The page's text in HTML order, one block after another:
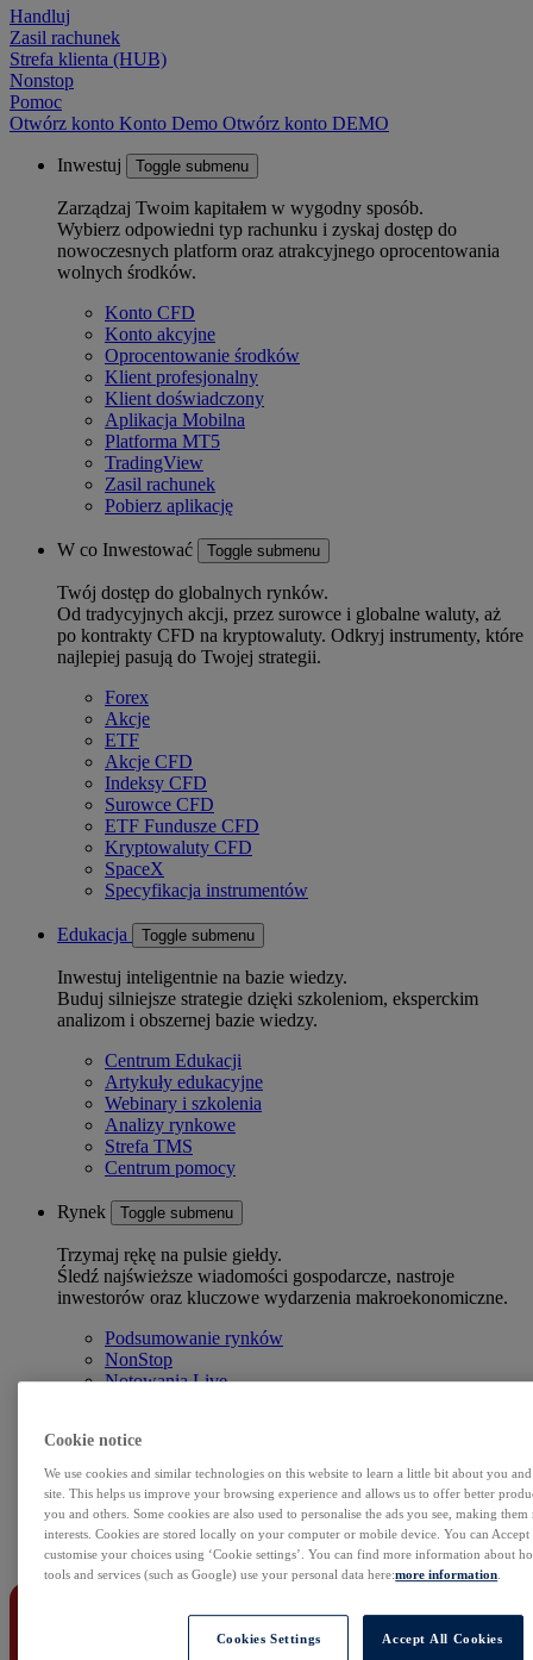
Handluj
Zasil rachunek
Strefa klienta (HUB)
Nonstop
Pomoc
Otwórz konto Konto Demo Otwórz konto DEMO
Inwestuj Toggle submenu
Zarządzaj Twoim kapitałem w wygodny sposób.
Wybierz odpowiedni typ rachunku i zyskaj dostęp do
nowoczesnych platform oraz atrakcyjnego oprocentowania
wolnych środków.
Konto CFD
Konto akcyjne
Oprocentowanie środków
Klient profesjonalny
Klient doświadczony
Aplikacja Mobilna
Platforma MT5
TradingView
Zasil rachunek
Pobierz aplikację
W co Inwestować Toggle submenu
Twój dostęp do globalnych rynków.
Od tradycyjnych akcji, przez surowce i globalne waluty, aż
po kontrakty CFD na kryptowaluty. Odkryj instrumenty, które
najlepiej pasują do Twojej strategii.
Forex
Akcje
ETF
Akcje CFD
Indeksy CFD
Surowce CFD
ETF Fundusze CFD
Kryptowaluty CFD
SpaceX
Specyfikacja instrumentów
Edukacja Toggle submenu
Inwestuj inteligentnie na bazie wiedzy.
Buduj silniejsze strategie dzięki szkoleniom, eksperckim
analizom i obszernej bazie wiedzy.
Centrum Edukacji
Artykuły edukacyjne
Webinary i szkolenia
Analizy rynkowe
Strefa TMS
Centrum pomocy
Rynek Toggle submenu
Trzymaj rękę na pulsie giełdy.
Śledź najświeższe wiadomości gospodarcze, nastroje
inwestorów oraz kluczowe wydarzenia makroekonomiczne.
Podsumowanie rynków
NonStop
Notowania Live
Kalendarz rynkowy
Zdarzenia korporacyjne
Sentyment Klientów
Rolowania
Kontakt
Cookie notice
We use cookies and similar technologies on this website to learn a little bit about you
site. This helps us improve your browsing experience and allows us to offer better
you and others. Some cookies are also used to personalise the ads you see, making
interests. Cookies are stored locally on your computer or mobile device. You can
customise your choices using ‘Cookie settings’. You can find more information about
tools and services (such as Google) use your personal data here:more information
Cookies Settings Accept All Cookies